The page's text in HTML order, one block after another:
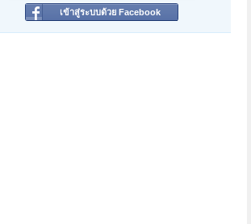
เข้าสู่ระบบด้วย Facebook